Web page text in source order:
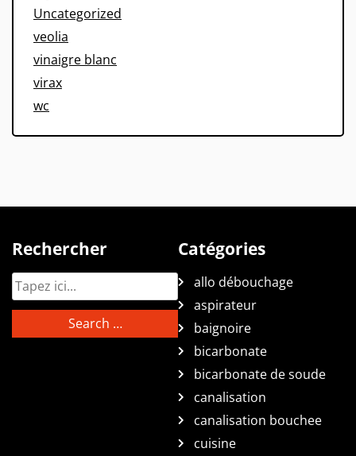
Uncategorized
veolia
vinaigre blanc
virax
wc
Rechercher Catégories
allo débouchage
aspirateur
baignoire
bicarbonate
bicarbonate de soude
canalisation
canalisation bouchee
cuisine